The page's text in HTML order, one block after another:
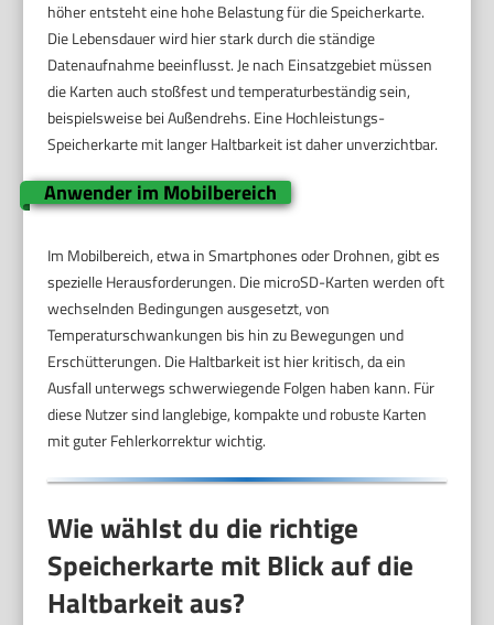
höher entsteht eine hohe Belastung für die Speicherkarte.
Die Lebensdauer wird hier stark durch die ständige
Datenaufnahme beeinflusst. Je nach Einsatzgebiet müssen
die Karten auch stoßfest und temperaturbeständig sein,
beispielsweise bei Außendrehs. Eine Hochleistungs-
Speicherkarte mit langer Haltbarkeit ist daher unverzichtbar.
Anwender im Mobilbereich
Im Mobilbereich, etwa in Smartphones oder Drohnen, gibt es
spezielle Herausforderungen. Die microSD-Karten werden oft
wechselnden Bedingungen ausgesetzt, von
Temperaturschwankungen bis hin zu Bewegungen und
Erschütterungen. Die Haltbarkeit ist hier kritisch, da ein
Ausfall unterwegs schwerwiegende Folgen haben kann. Für
diese Nutzer sind langlebige, kompakte und robuste Karten
mit guter Fehlerkorrektur wichtig.
Wie wählst du die richtige
Speicherkarte mit Blick auf die
Haltbarkeit aus?